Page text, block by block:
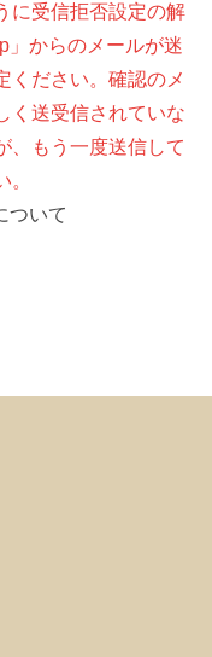
に受信拒否設定の解
」からのメールが迷
ください。確認のメ
く送受信されていな
、もう一度送信して
ついて